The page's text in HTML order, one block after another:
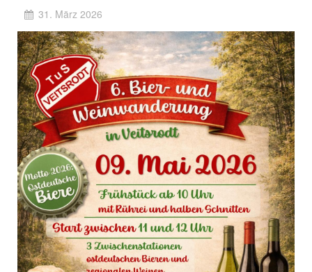
31. März 2026